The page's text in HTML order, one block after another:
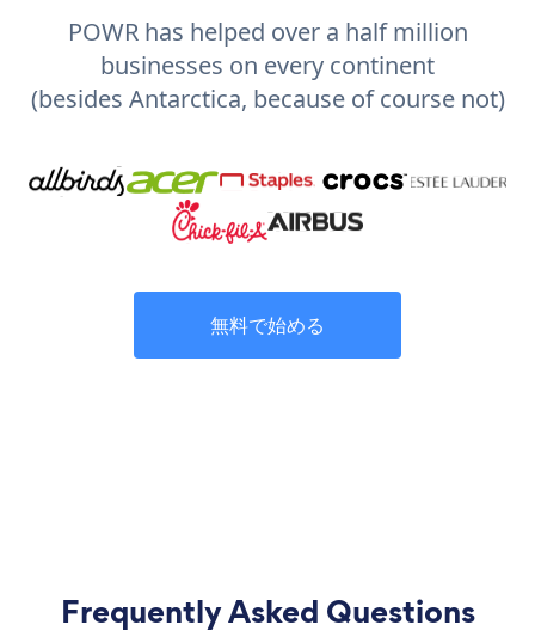
POWR has helped over a half million
businesses on every continent
(besides Antarctica, because of course not)
無料で始める
Frequently Asked Questions